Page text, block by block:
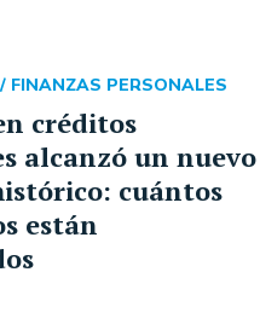
créditos
alcanzó un nuevo
cuántos
están
FINANZAS PERSONALES